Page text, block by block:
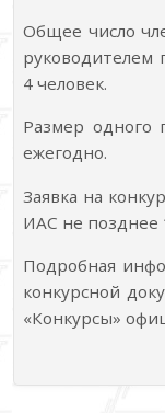
Общее число
руководителем
4 человек.
Размер одного
ежегодно.
Заявка на
ИАС не позднее
Подробная
конкурсной
«Конкурсы»